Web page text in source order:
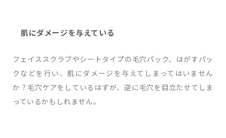
肌にダメージを与えている
フェイススクラブやシートタイプの毛穴パック、はがすパッ
クなどを行い、肌にダメージを与えてしまってはいません
か？毛穴ケアをしているはずが、逆に毛穴を目立たせてしま
っているかもしれません。